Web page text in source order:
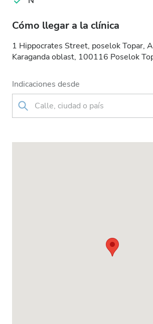
Cómo llegar a la clínica
1 Hippocrates Street, poselok Topar,
Karaganda oblast, 100116 Poselok
Indicaciones desde